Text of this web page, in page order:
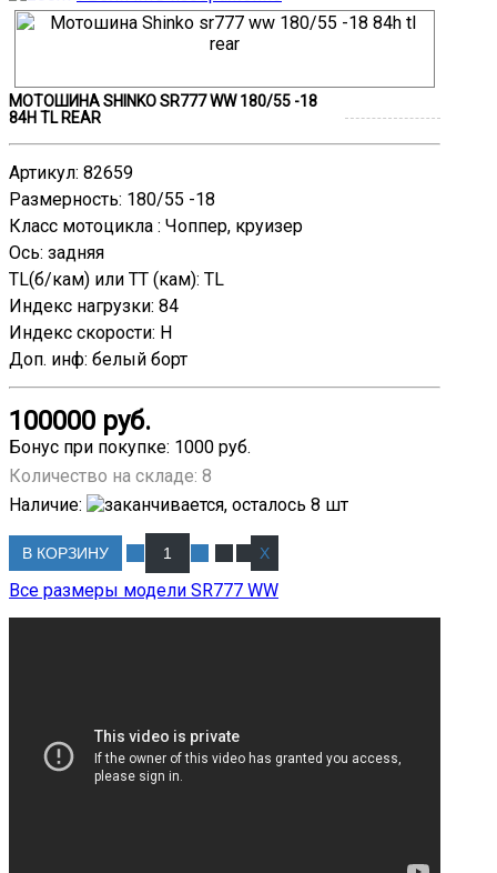
МОТОШИНА SHINKO SR777 WW 180/55 -18
84H TL REAR
Артикул: 82659
Размерность: 180/55 -18
Класс мотоцикла : Чоппер, круизер
Ось: задняя
TL(б/кам) или TT (кам): TL
Индекс нагрузки: 84
Индекс скорости: H
Доп. инф: белый борт
100000 руб.
Бонус при покупке: 1000 руб.
Количество на складе: 8
Наличие:
В КОРЗИНУ
Все размеры модели SR777 WW